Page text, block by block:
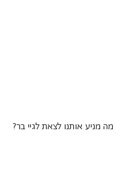
מה מניע אותנו לצאת לגיי בר?